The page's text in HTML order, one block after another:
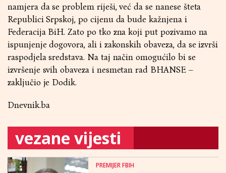
namjera da se problem riješi, već da se nanese šteta
Republici Srpskoj, po cijenu da bude kažnjena i
Federacija BiH. Zato po tko zna koji put pozivamo na
ispunjenje dogovora, ali i zakonskih obaveza, da se izvrši
raspodjela sredstava. Na taj način omogućilo bi se
izvršenje svih obaveza i nesmetan rad BHANSE –
zaključio je Dodik.
Dnevnik.ba
vezane vijesti
PREMIJER FBIH